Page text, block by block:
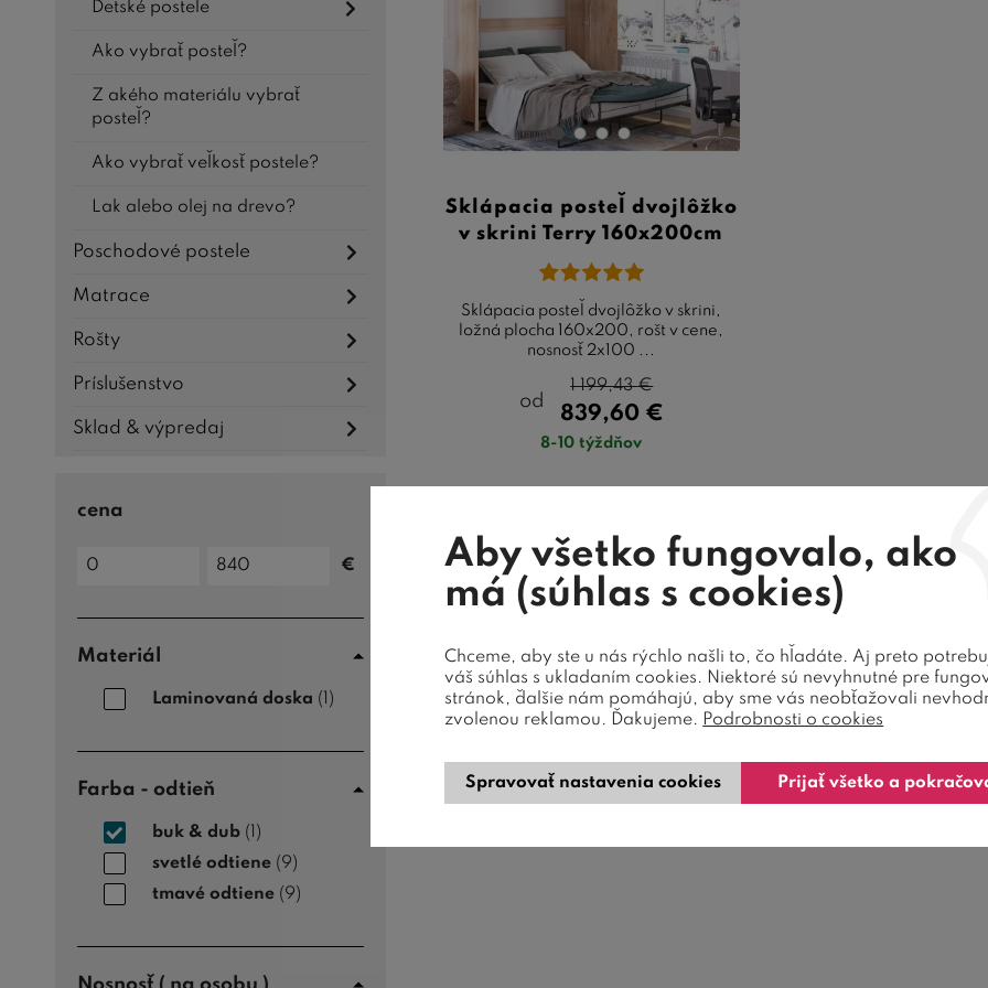
Investícia do kvalitnej postele veľkosti
Posteľ by mala byť odolná a dlho vám slúžiť.
Pamätajte, že výber postele je veľmi osobná záležitosť, a je
hľadáte posteľ, ktorá vám poskytne dostatok priestoru pre
priestor vo vašej spálni, rozmer 160x200 cm a možnosť sklopenia
Detské postele
Ako vybrať posteľ?
Z akého materiálu vybrať
posteľ?
Ako vybrať veľkosť postele?
Lak alebo olej na drevo?
Poschodové postele
Matrace
Rošty
Príslušenstvo
Sklad & výpredaj
cena
Cena
Cena
do
€
Materiál
Laminovaná doska (1)
Farba - odtieň
buk & dub (1)
svetlé odtiene (9)
tmavé odtiene (9)
Sklápacia posteľ dvojlôžko
v skrini Terry 160x200cm
Sklápacia posteľ dvojlôžko v skrini,
ložná plocha 160x200, rošt v cene,
nosnosť 2x100 ...
od
839,60 €
1 199,43€
8-10 týždňov
Aby všetko fungovalo, ako
má (súhlas s cookies)
Chceme, aby ste u nás rýchlo našli to, čo hľadáte. Aj preto
váš súhlas s ukladaním cookies. Niektoré sú nevyhnutné pre
stránok, ďalšie nám pomáhajú, aby sme vás neobťažovali
zvolenou reklamou. Ďakujeme. Podrobnosti o cookies
Spravovať nastavenia cookies Prijať všetko a